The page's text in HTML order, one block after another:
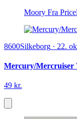
Moory Fra
8600Silkeborg · 22.
Mercury/Mercruiser
49 kr.